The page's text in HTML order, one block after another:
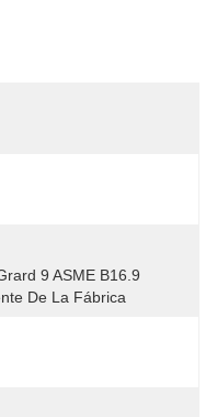
9 ASME B16.9
De La Fábrica